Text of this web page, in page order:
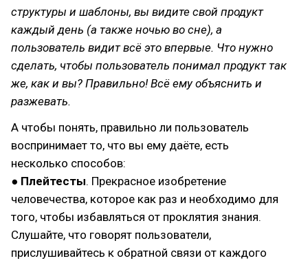
структуры и шаблоны, вы видите свой продукт
каждый день (а также ночью во сне), а
пользователь видит всё это впервые. Что нужно
сделать, чтобы пользователь понимал продукт так
же, как и вы? Правильно! Всё ему объяснить и
разжевать.
А чтобы понять, правильно ли пользователь
воспринимает то, что вы ему даёте, есть
несколько способов:
● Плейтесты. Прекрасное изобретение
человечества, которое как раз и необходимо для
того, чтобы избавляться от проклятия знания.
Слушайте, что говорят пользователи,
прислушивайтесь к обратной связи от каждого